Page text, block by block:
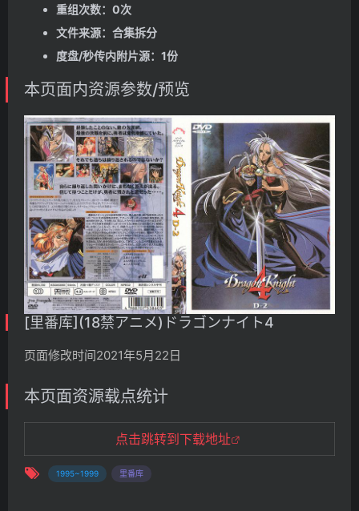
重组次数：0次
文件来源：合集拆分
度盘/秒传内附片源：1份
本页面内资源参数/预览
[里番库](18禁アニメ)ドラゴンナイト4
页面修改时间2021年5月22日
本页面资源载点统计
点击跳转到下载地址
1995~1999 里番库